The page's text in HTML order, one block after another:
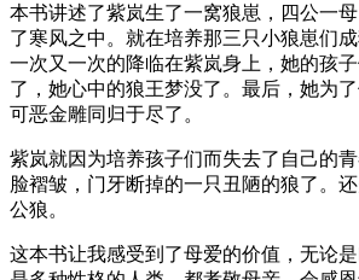
本书讲述了紫岚生了一窝狼崽，四公一
了寒风之中。就在培养那三只小狼崽们
一次又一次的降临在紫岚身上，她的孩
了，她心中的狼王梦没了。最后，她为
可恶金雕同归于尽了。
紫岚就因为培养孩子们而失去了自己的
脸褶皱，门牙断掉的一只丑陋的狼了。
公狼。
这本书让我感受到了母爱的价值，无论